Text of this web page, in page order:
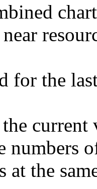
for the
numbers
at the